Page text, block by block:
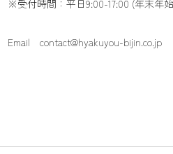
※受付時間：平日9:00-17:00 (年末年
Email contact@hyakuyou-bijin.co.jp